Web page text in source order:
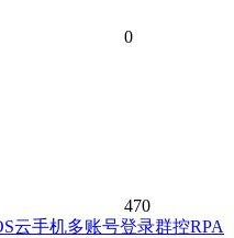
0
470
云手机多账号登录群控RPA